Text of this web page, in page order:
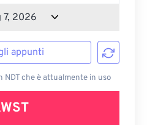
appunti
NDT che è attualmente in uso